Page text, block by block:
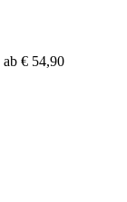
ab € 54,90